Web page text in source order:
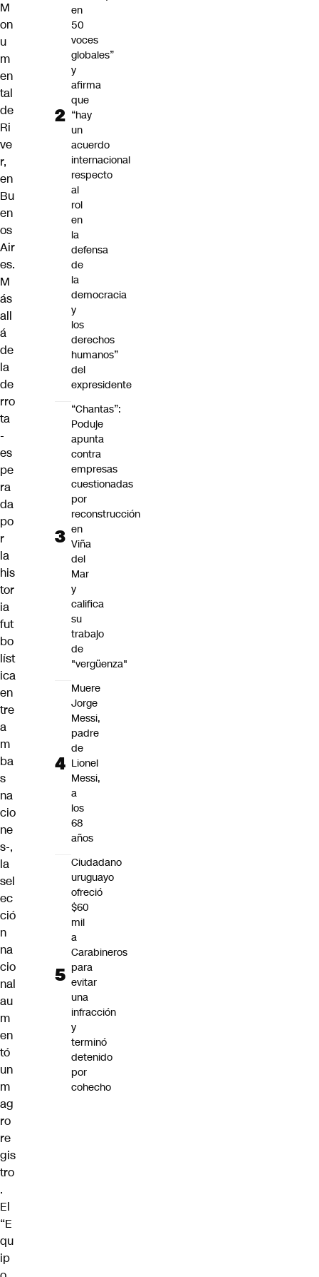
M
on
u
m
en
tal
de
Ri
ve
r,
en
Bu
en
os
Air
es.
M
ás
all
á
de
la
de
rro
ta
-
es
pe
ra
da
po
r
la
his
tor
ia
fut
bo
líst
ica
en
tre
a
m
ba
s
na
cio
ne
s-,
la
sel
ec
ció
n
na
cio
nal
au
m
en
tó
un
m
ag
ro
re
gis
tro
.
El
“E
qu
ip
en
50
voces
globales”
y
afirma
que
“hay
un
acuerdo
internacional
respecto
al
rol
en
la
defensa
de
la
democracia
y
los
derechos
humanos”
del
expresidente
“Chantas”:
Poduje
apunta
contra
empresas
cuestionadas
por
reconstrucción
en
Viña
del
Mar
y
califica
su
trabajo
de
"vergüenza"
Muere
Jorge
Messi,
padre
de
Lionel
Messi,
a
los
68
años
Ciudadano
uruguayo
ofreció
$60
mil
a
Carabineros
para
evitar
una
infracción
y
terminó
detenido
por
cohecho